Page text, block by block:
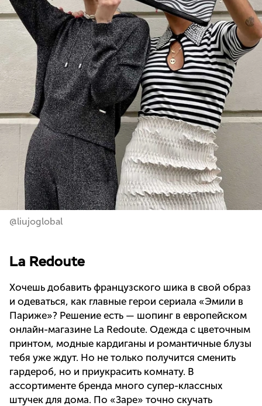
@liujoglobal
La Redoute
Хочешь добавить французского шика в свой образ
и одеваться, как главные герои сериала «Эмили в
Париже»? Решение есть — шопинг в европейском
онлайн-магазине La Redoute. Одежда с цветочным
принтом, модные кардиганы и романтичные блузы
тебя уже ждут. Но не только получится сменить
гардероб, но и приукрасить комнату. В
ассортименте бренда много супер-классных
штучек для дома. По «Заре» точно скучать